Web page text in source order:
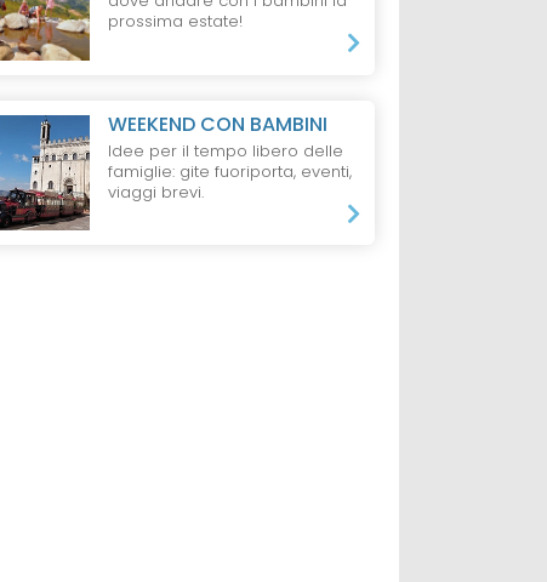
prossima estate!
WEEKEND CON BAMBINI
Idee per il tempo libero delle
famiglie: gite fuoriporta, eventi,
viaggi brevi.